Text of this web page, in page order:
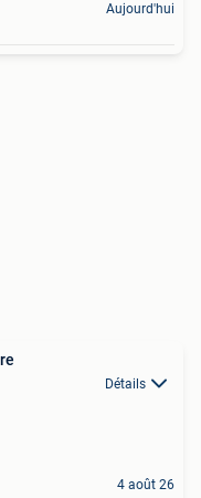
Aujourd'hui
Détails
4 août 26